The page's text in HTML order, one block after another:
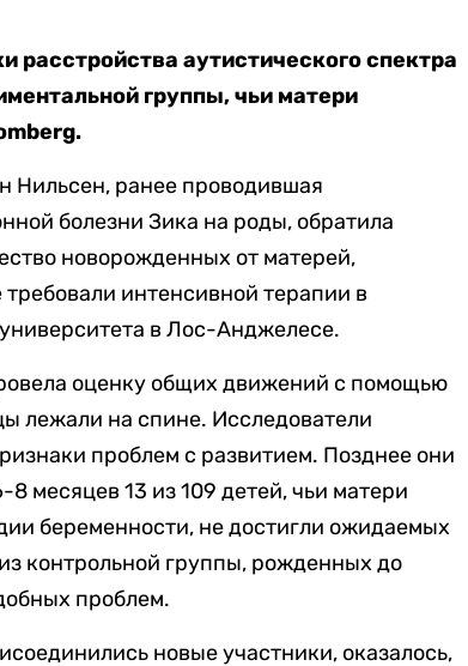
аутистического спектра
группы, чьи матери
Нильсен, ранее проводившая
болезни Зика на роды, обратила
новорожденных от матерей,
интенсивной терапии в
в Лос-Анджелесе.
оценку общих движений с помощью
лежали на спине. Исследователи
проблем с развитием. Позднее они
месяцев 13 из 109 детей, чьи матери
беременности, не достигли ожидаемых
контрольной группы, рожденных до
проблем.
новые участники, оказалось,